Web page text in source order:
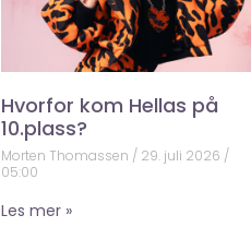
Hvorfor kom Hellas på
10.plass?
Morten Thomassen 29. juli 2026
05:00
Les mer »